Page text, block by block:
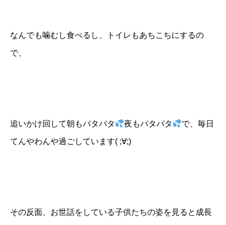
なんでも噛むし食べるし、トイレもあちこちにするの
で、
追いかけ回して朝もバタバタ 夜もバタバタ で、毎日
てんやわんや過ごしています( ;∀;)
その反面、お世話をしている子供たちの姿を見ると成長